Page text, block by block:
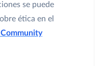
se puede
ética en el